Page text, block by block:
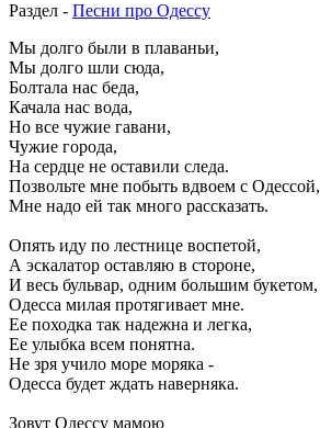
Раздел - Песни про Одессу
Мы долго были в плаваньи,
Мы долго шли сюда,
Болтала нас беда,
Качала нас вода,
Но все чужие гавани,
Чужие города,
На сердце не оставили следа.
Позвольте мне побыть вдвоем с Одессой,
Мне надо ей так много рассказать.
Опять иду по лестнице воспетой,
А эскалатор оставляю в стороне,
И весь бульвар, одним большим букетом,
Одесса милая протягивает мне.
Ее походка так надежна и легка,
Ее улыбка всем понятна.
Не зря учило море моряка -
Одесса будет ждать наверняка.
Зовут Одессу мамою